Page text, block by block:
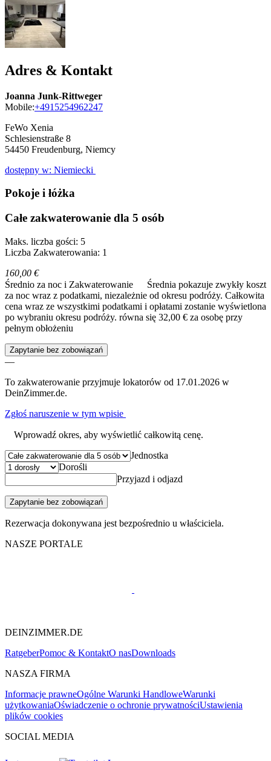
Adres & Kontakt
Joanna Junk-Rittweger
Mobile:+4915254962247
FeWo Xenia
Schlesienstraße 8
54450 Freudenburg, Niemcy
dostępny w: Niemiecki
Pokoje i łóżka
Całe zakwaterowanie dla 5 osób
Maks. liczba gości: 5
Liczba Zakwaterowania: 1
160,00 €
Średnio za noc i Zakwaterowanie
Średnia pokazuje zwykły koszt
za noc wraz z podatkami, niezależnie od okresu podróży. Całkowita
cena wraz ze wszystkimi podatkami i opłatami zostanie wyświetlona
po wybraniu okresu podróży. równa się 32,00 € za osobę przy
pełnym obłożeniu
Zapytanie bez zobowiązań
—
To zakwaterowanie przyjmuje lokatorów od 17.01.2026 w
DeinZimmer.de.
Zgłoś naruszenie w tym wpisie
Wprowadź okres, aby wyświetlić całkowitą cenę.
Jednostka
Dorośli
Przyjazd i odjazd
Zapytanie bez zobowiązań
Rezerwacja dokonywana jest bezpośrednio u właściciela.
NASZE PORTALE
DEINZIMMER.DE
RatgeberPomoc & KontaktO nasDownloads
NASZA FIRMA
Informacje prawneOgólne Warunki HandloweWarunki
użytkowaniaOświadczenie o ochronie prywatnościUstawienia
plików cookies
SOCIAL MEDIA